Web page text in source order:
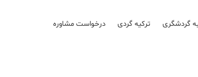
گردشگری ترکیه گردی درخواست مشاوره